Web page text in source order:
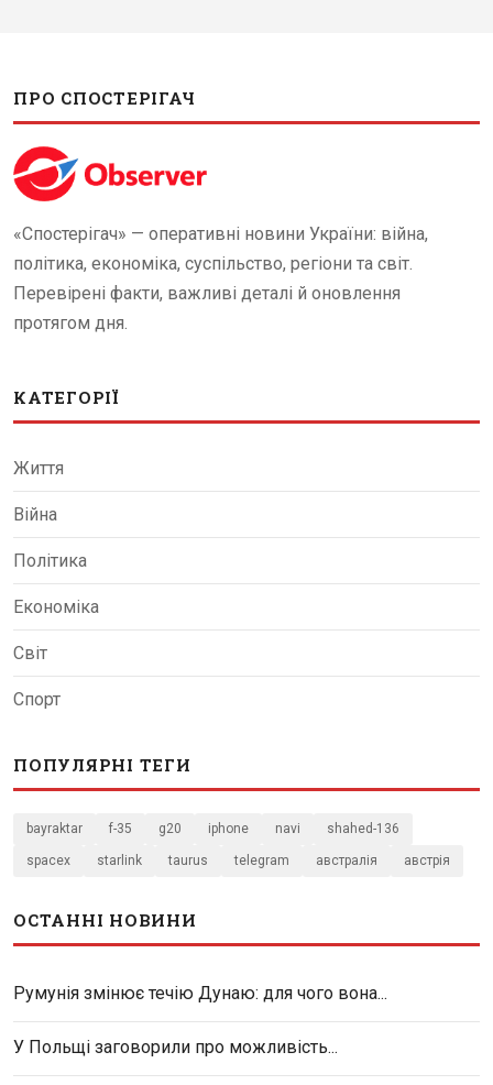
ПРО СПОСТЕРІГАЧ
«Спостерігач» — оперативні новини України: війна,
політика, економіка, суспільство, регіони та світ.
Перевірені факти, важливі деталі й оновлення
протягом дня.
КАТЕГОРІЇ
Життя
Війна
Політика
Економіка
Світ
Спорт
ПОПУЛЯРНІ ТЕГИ
bayraktar f-35 g20 iphone navi shahed-136
spacex starlink taurus telegram австралія австрія
ОСТАННІ НОВИНИ
Румунія змінює течію Дунаю: для чого вона...
У Польщі заговорили про можливість...